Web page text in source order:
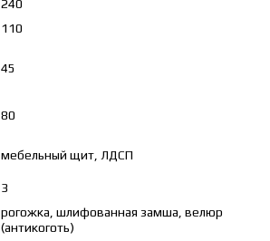
240
110
45
80
мебельный щит, ЛДСП
3
рогожка, шлифованная замша, велюр
(антикоготь)